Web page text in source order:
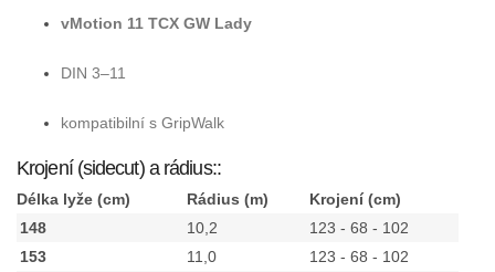
vMotion 11 TCX GW Lady
DIN 3–11
kompatibilní s GripWalk
Krojení (sidecut) a rádius::
Délka lyže (cm) Rádius (m)
Krojení (cm)
148
10,2
123 - 68 - 102
153
11,0
123 - 68 - 102